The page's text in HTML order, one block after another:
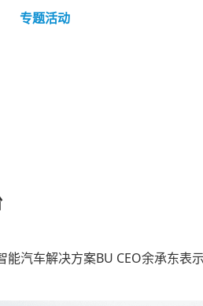
专题活动
汽车解决方案BU CEO余承东表